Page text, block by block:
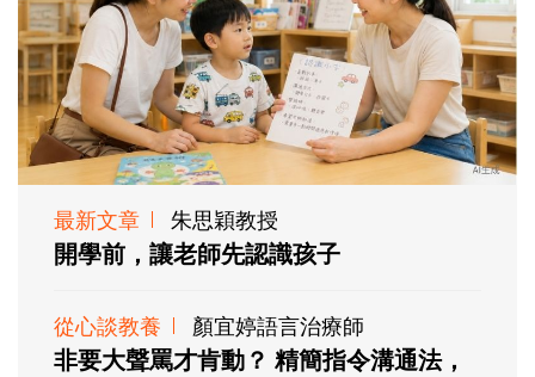
最新文章 朱思穎教授
開學前，讓老師先認識孩子
從心談教養 顏宜婷語言治療師
非要大聲罵才肯動？ 精簡指令溝通法，